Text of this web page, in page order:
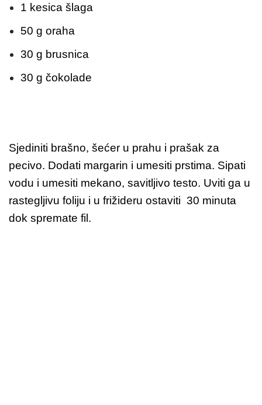
1 kesica šlaga
50 g oraha
30 g brusnica
30 g čokolade
Sjediniti brašno, šećer u prahu i prašak za
pecivo. Dodati margarin i umesiti prstima. Sipati
vodu i umesiti mekano, savitljivo testo. Uviti ga u
rastegljivu foliju i u frižideru ostaviti 30 minuta
dok spremate fil.